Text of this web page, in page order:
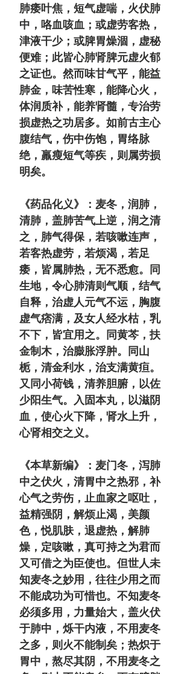
肺痿叶焦，短气虚喘，火伏肺
中，咯血咳血；或虚劳客热，
津液干少；或脾胃燥涸，虚秘
便难；此皆心肺肾脾元虚火郁
之证也。然而味甘气平，能益
肺金，味苦性寒，能降心火，
体润质补，能养肾髓，专治劳
损虚热之功居多。如前古主心
腹结气，伤中伤饱，胃络脉
绝，羸瘦短气等疾，则属劳损
明矣。
《药品化义》：麦冬，润肺，
清肺，盖肺苦气上逆，润之清
之，肺气得保，若咳嗽连声，
若客热虚劳，若烦渴，若足
痿，皆属肺热，无不悉愈。同
生地，令心肺清则气顺，结气
自释，治虚人元气不运，胸腹
虚气痞满，及女人经水枯，乳
不下，皆宜用之。同黄芩，扶
金制木，治臌胀浮肿。同山
栀，清金利水，治支满黄疸。
又同小荷钱，清养胆腑，以佐
少阳生气。入固本丸，以滋阴
血，使心火下降，肾水上升，
心肾相交之义。
《本草新编》：麦门冬，泻肺
中之伏火，清胃中之热邪，补
心气之劳伤，止血家之呕吐，
益精强阴，解烦止渴，美颜
色，悦肌肤，退虚热，解肺
燥，定咳嗽，真可持之为君而
又可借之为臣使也。但世人未
知麦冬之妙用，往往少用之而
不能成功为可惜也。不知麦冬
必须多用，力量始大，盖火伏
于肺中，烁干内液，不用麦冬
之多，则火不能制矣；热炽于
胃中，熬尽其阴，不用麦冬之